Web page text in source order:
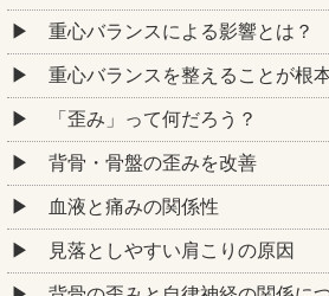
重心バランスによる影響とは？
重心バランスを整えることが根
「歪み」って何だろう？
背骨・骨盤の歪みを改善
血液と痛みの関係性
見落としやすい肩こりの原因